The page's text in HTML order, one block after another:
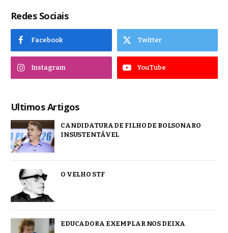
Redes Sociais
Facebook Twitter
Instagram YouTube
Ultimos Artigos
CANDIDATURA DE FILHO DE BOLSONARO
INSUSTENTÁVEL
O VELHO STF
EDUCADORA EXEMPLAR NOS DEIXA